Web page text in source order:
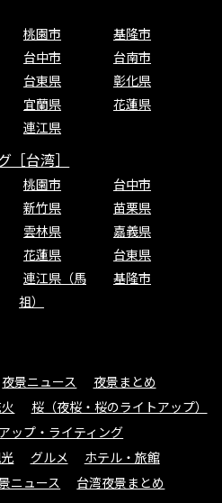
桃園市
基隆市
台中市
台南市
台東県
彰化県
宜蘭県
花蓮県
連江県
［台湾］
桃園市
台中市
新竹県
苗栗県
雲林県
嘉義県
花蓮県
台東県
連江県（馬
祖）
基隆市
夜景ニュース
夜景まとめ
桜（夜桜・桜のライトアップ）
ップ・ライティング
グルメ
ホテル・旅館
ニュース 台湾夜景まとめ